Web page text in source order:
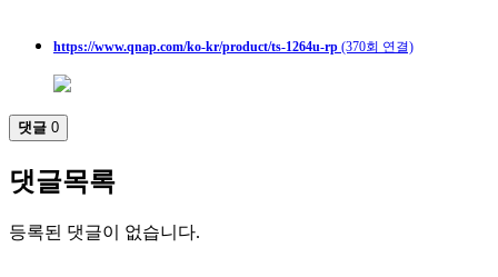
https://www.qnap.com/ko-kr/product/ts-1264u-rp (370회 연결)
댓글 0
댓글목록
등록된 댓글이 없습니다.